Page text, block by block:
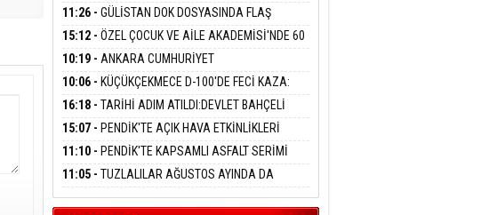
BARIŞ BAŞARSLAN
ADANMAK
Meltem Kaynas
AFFETMEYECEĞİM!
GAZİLERE DESTEK:''SONUÇ ALANA KADAR
ARKANIZDAYIZ''
11:26 - GÜLİSTAN DOK DOSYASINDA FLAŞ
GELİŞME: 2 DALGIÇ DELİL KARARTMA
SUÇLAMASIYLA TUTUTKLANDI
15:12 - ÖZEL ÇOCUK VE AİLE AKADEMİSİ'NDE 60
ÇOCUĞA HİZMET VERİLDİ
10:19 - ANKARA CUMHURİYET
BAŞSAVCILIĞINDAN ÖZGÜR ÖZEL VE VELİ
AĞBABA HAKKINDA FEZLEKE
10:06 - KÜÇÜKÇEKMECE D-100'DE FECİ KAZA:
OTOMOBİL İETT OTOBÜSÜNE ÇARPTI 3 KİŞİ
HAYATINI KAYBETTİ
16:18 - TARİHİ ADIM ATILDI:DEVLET BAHÇELİ
'TERÖRSÜZ TÜRKİYE' ÇERÇEVE YASA TEKLİFİNİ
İMZALADI
15:07 - PENDİK'TE AÇIK HAVA ETKİNLİKLERİ
ÇOCUK SİNEMASIYLA BAŞLADI
11:10 - PENDİK'TE KAPSAMLI ASFALT SERİMİ
BAŞLADI
11:05 - TUZLALILAR AĞUSTOS AYINDA DA
SİNEMAYA DOYACAK